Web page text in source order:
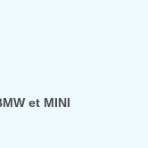
et MINI